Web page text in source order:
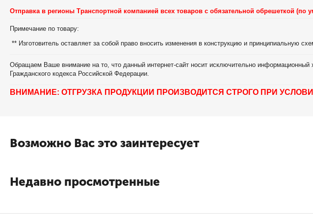
Отправка в регионы Транспортной компанией всех товаров с обязательной обрешеткой (по
Примечание по товару:
** Изготовитель оставляет за собой право вносить изменения в конструкцию и принципиальную
Обращаем Ваше внимание на то, что данный интернет-сайт носит исключительно
Гражданского кодекса Российской Федерации.
ВНИМАНИЕ: ОТГРУЗКА ПРОДУКЦИИ ПРОИЗВОДИТСЯ СТРОГО ПРИ
Возможно Вас это заинтересует
Недавно просмотренные